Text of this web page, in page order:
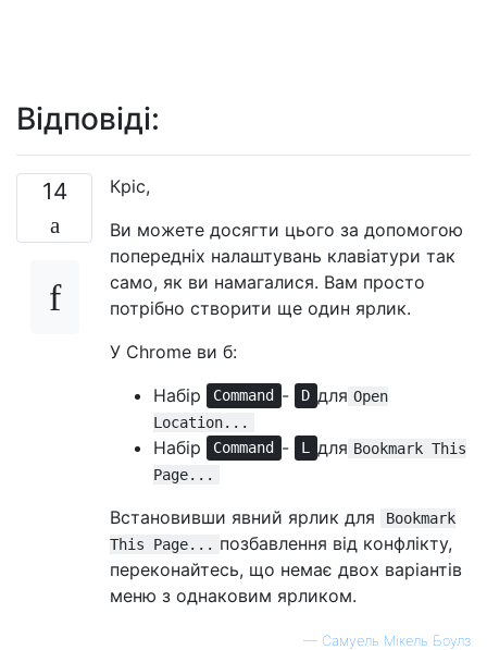
Відповіді:
14
Кріс,
Ви можете досягти цього за допомогою
попередніх налаштувань клавіатури так
само, як ви намагалися. Вам просто
потрібно створити ще один ярлик.
У Chrome ви б:
Набір
Command - D для Open
Location...
Набір Command - L для Bookmark This
Page...
Встановивши явний ярлик для
Bookmark
This Page... позбавлення від конфлікту,
переконайтесь, що немає двох варіантів
меню з однаковим ярликом.
— Самуель Мікель Боулз